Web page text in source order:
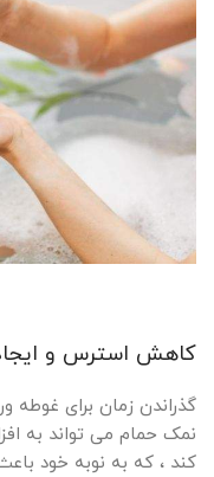
کاهش استرس و
گذراندن زمان برای
نمک حمام می تواند به
کند ، که به نوبه خود